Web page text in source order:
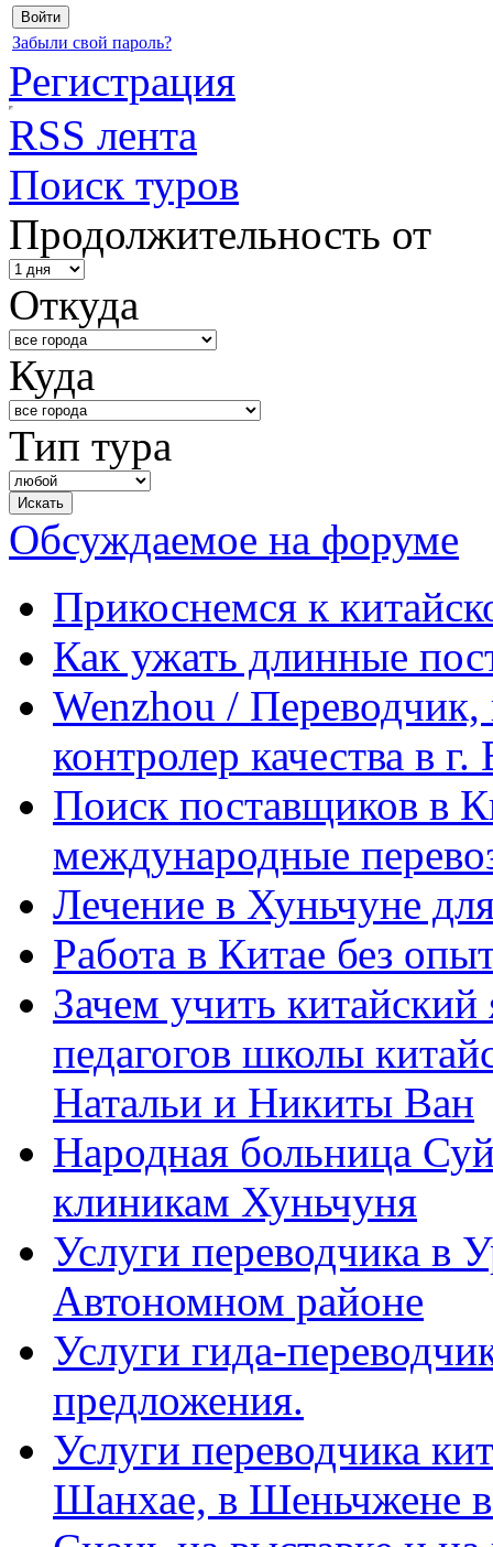
Забыли свой пароль?
Регистрация
RSS лента
Поиск туров
Продолжительность от
Откуда
Куда
Тип тура
Обсуждаемое на форуме
Прикоснемся к
Как ужать длинные
Wenzhou / Переводчик,
контролер качества в
Поиск поставщиков в
международные
Лечение в Хуньчуне
Работа в Китае без
Зачем учить
педагогов школы
Натальи и Никиты Ван
Народная больница
клиникам Хуньчуня
Услуги переводчика в
Автономном районе
Услуги гида-
предложения.
Услуги переводчика
Шанхае, в Шеньчжене